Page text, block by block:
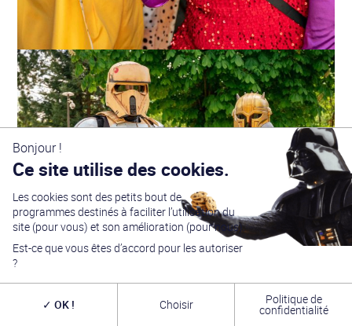
Bonjour !
Ce site utilise des cookies.
Les cookies sont des petits bout de
programmes destinés à faciliter l’utilisation du
site (pour vous) et son amélioration (pour nous).
Est-ce que vous êtes d’accord pour les autoriser
?
OK ! Choisir Politique de
confidentialité